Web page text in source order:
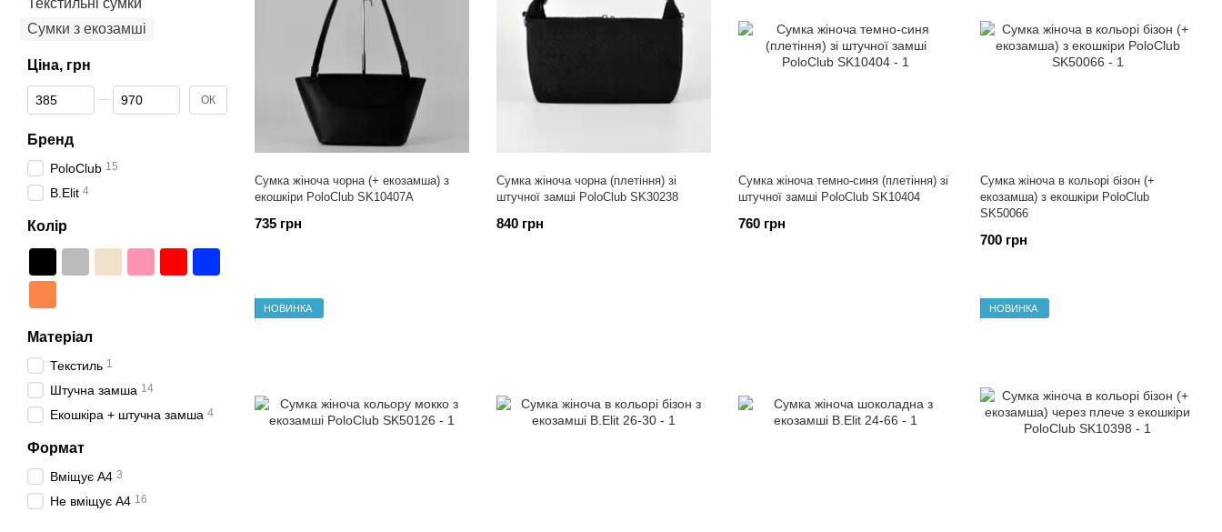
Сумка жіноча чорна (+ екозамша) з
екошкіри PoloClub SK10407А
735 грн
Сумка жіноча чорна (плетіння) зі
штучної замші PoloClub SK30238
840 грн
Сумка жіноча темно-синя (плетіння) зі
штучної замші PoloClub SK10404
760 грн
Сумка жіноча в кольорі бізон (+
екозамша) з екошкіри PoloClub
SK50066
700 грн
НОВИНКА НОВИНКА
Текстильні сумки
Сумки з екозамші
Ціна, грн
Від Ціна, грн
До Ціна, грн ОК
Бренд
PoloClub 15
B.Elit 4
Колір
Матеріал
Текстиль 1
Штучна замша 14
Екошкіра + штучна замша 4
Формат
Вміщує А4 3
Не вміщує А4 16